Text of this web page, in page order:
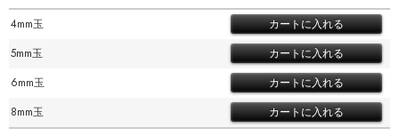
4mm玉
5mm玉
6mm玉
8mm玉